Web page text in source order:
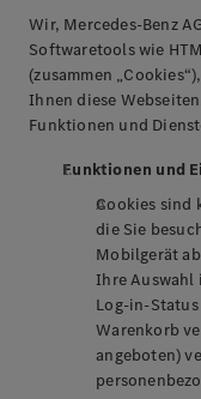
Wir, Mercedes-Benz
Softwaretools wie
(zusammen
Ihnen diese
Funktionen und
Funktionen und
Cookies sind
die Sie
Mobilgerät
Ihre Auswahl
Log-in-
Warenkorb
angeboten)